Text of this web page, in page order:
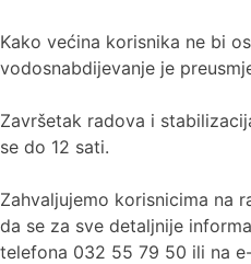
Kako većina korisnika ne bi
vodosnabdijevanje je
Završetak radova i
se do 12 sati.
Zahvaljujemo korisnicima na
da se za sve detaljnije
telefona 032 55 79 50 ili na